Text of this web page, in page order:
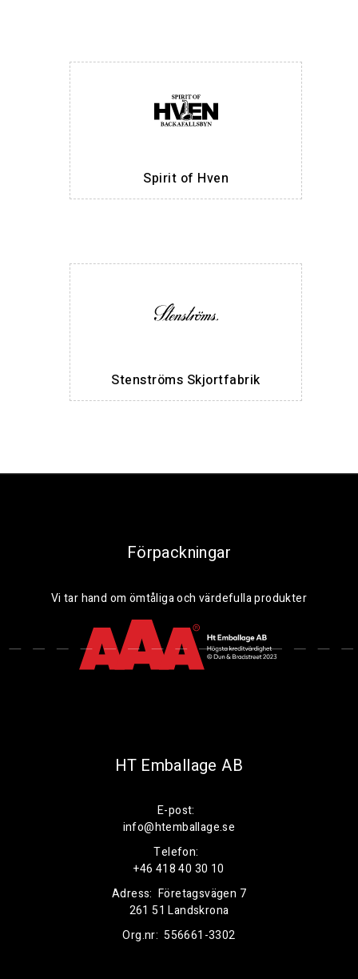
Spirit of Hven
Stenströms Skjortfabrik
Förpackningar
Vi tar hand om ömtåliga och värdefulla produkter
HT Emballage AB
E-post:
info@htemballage.se
Telefon:
+46 418 40 30 10
Adress: Företagsvägen 7
261 51 Landskrona
Org.nr: 556661-3302